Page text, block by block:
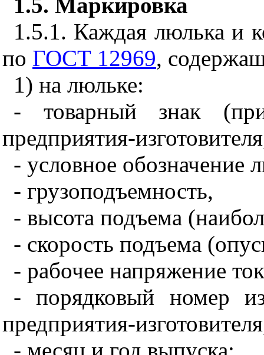
1.5. Маркировка
1.5.1. Каждая люлька и
по ГОСТ 12969,
1) на люльке:
- товарный знак
предприятия-
- условное обозначение
- грузоподъемность,
- высота подъема
- скорость подъема
- рабочее напряжение
- порядковый номер
предприятия-